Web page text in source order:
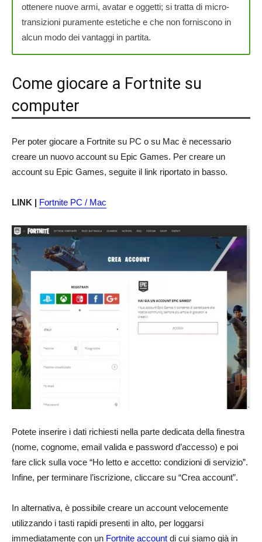
ottenere nuove armi, avatar e oggetti; si tratta di micro-
transizioni puramente estetiche e che non forniscono in
alcun modo dei vantaggi in partita.
Come giocare a Fortnite su
computer
Per poter giocare a Fortnite su PC o su Mac è necessario
creare un nuovo account su Epic Games. Per creare un
account su Epic Games, seguite il link riportato in basso.
LINK | Fortnite PC / Mac
Potete inserire i dati richiesti nella parte dedicata della finestra
(nome, cognome, email valida e password d’accesso) e poi
fare click sulla voce “Ho letto e accetto: condizioni di servizio”.
Infine, per terminare l’iscrizione, cliccare su “Crea account”.
In alternativa, è possibile creare un account velocemente
utilizzando i tasti rapidi presenti in alto, per loggarsi
immediatamente con un Fortnite account di cui siamo già in